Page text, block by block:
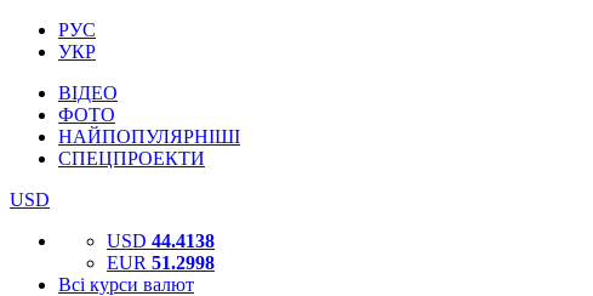
РУС
УКР
ВІДЕО
ФОТО
НАЙПОПУЛЯРНІШІ
СПЕЦПРОЕКТИ
USD
USD 44.4138
EUR 51.2998
Всі курси валют